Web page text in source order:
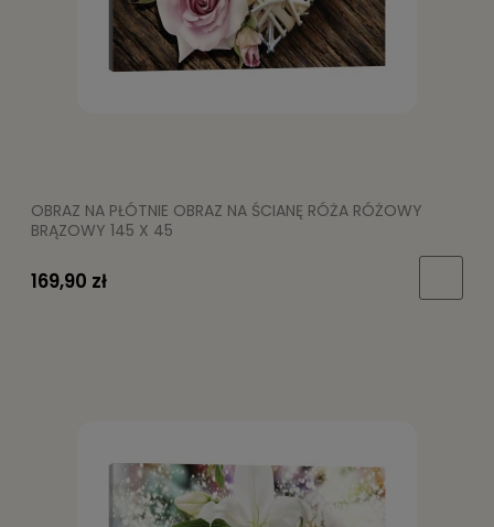
OBRAZ NA PŁÓTNIE OBRAZ NA ŚCIANĘ RÓŻA RÓŻOWY
BRĄZOWY 145 X 45
169,90 zł